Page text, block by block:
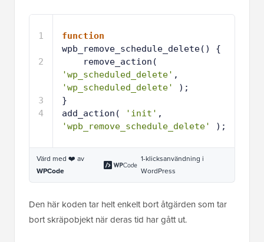
1
2
3
4
function
wpb_remove_schedule_delete() {
'wp_scheduled_delete'
'wp_scheduled_delete'
);
}
add_action(
'init'
'wpb_remove_schedule_delete'
);
Värd med ❤️ av
WPCode
1-klicksanvändning i
WordPress
Den här koden tar helt enkelt bort åtgärden som tar
bort skräpobjekt när deras tid har gått ut.